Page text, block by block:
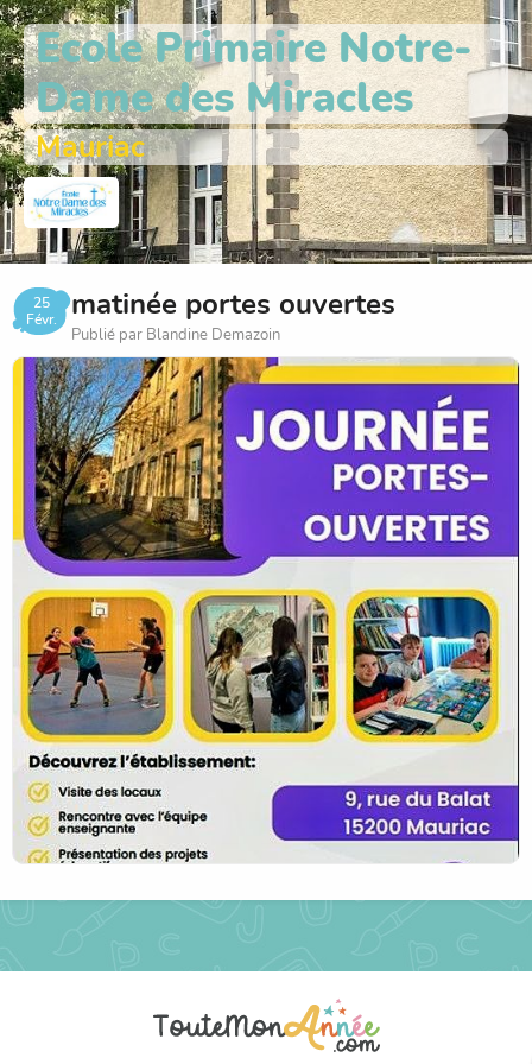
Ecole Primaire Notre-
Dame des Miracles
Mauriac
25
Févr.
matinée portes ouvertes
Publié par Blandine Demazoin